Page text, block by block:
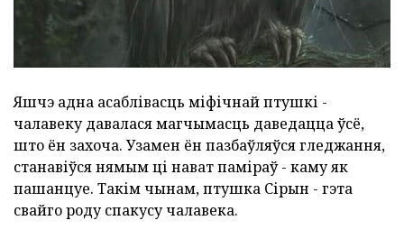
Яшчэ адна асаблівасць міфічнай птушкі -
чалавеку давалася магчымасць даведацца ўсё,
што ён захоча. Узамен ён пазбаўляўся гледжання,
станавіўся нямым ці нават паміраў - каму як
пашанцуе. Такім чынам, птушка Сірын - гэта
свайго роду спакусу чалавека.